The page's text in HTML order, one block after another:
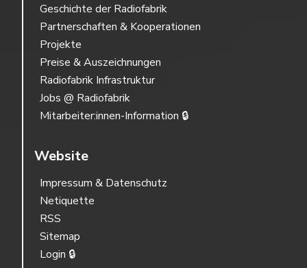
Geschichte der Radiofabrik
Partnerschaften & Kooperationen
Projekte
Preise & Auszeichnungen
Radiofabrik Infrastruktur
Jobs @ Radiofabrik
Mitarbeiter:innen-Information 🔒
Website
Impressum & Datenschutz
Netiquette
RSS
Sitemap
Login 🔒